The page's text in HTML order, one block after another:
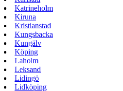
Katrineholm
Kiruna
Kristianstad
Kungsbacka
Kungälv
Köping
Laholm
Leksand
Lidingö
Lidköping